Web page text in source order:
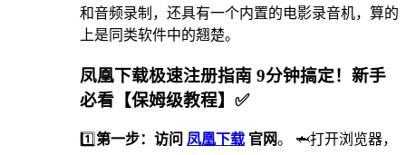
和音频录制，还具有一个内置的电影录音机，算的
上是同类软件中的翘楚。
凤凰下载极速注册指南 9分钟搞定！新手
必看【保姆级教程】✅
1️⃣第一步：访问 凤凰下载 官网。 🦈打开浏览器，